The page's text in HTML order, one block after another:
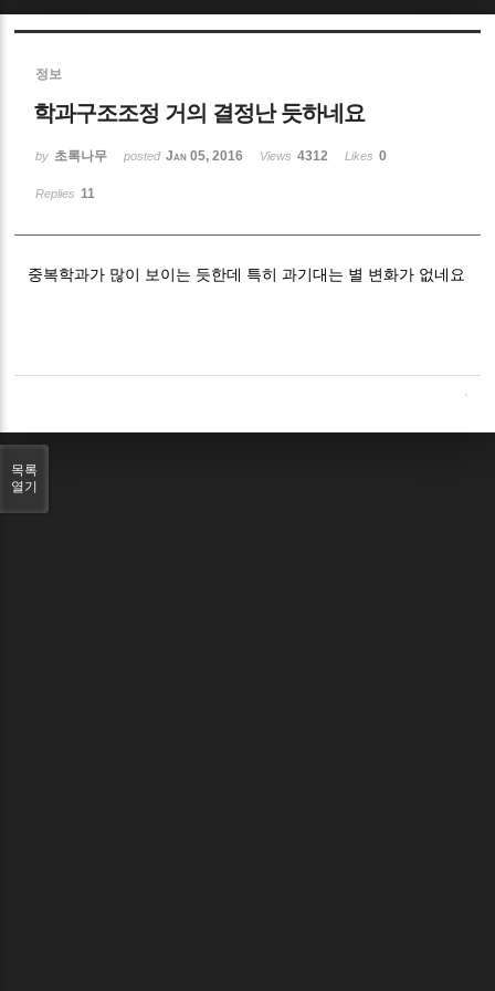
정보
학과구조조정 거의 결정난 듯하네요
by 초록나무 posted Jan 05, 2016 Views 4312 Likes 0
Replies 11
중복학과가 많이 보이는 듯한데 특히 과기대는 별 변화가 없네요
목록
열기
Sketchbook5, 스케치북5
Sketchbook5, 스케치북5